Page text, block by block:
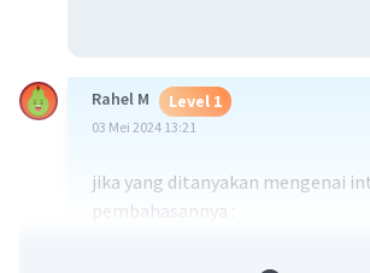
Rahel M Level 1
03 Mei 2024 13:21
jika yang ditanyakan mengenai
pembahasannya :